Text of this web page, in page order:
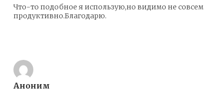
Что-то подобное я использую,но видимо не совсем
продуктивно.Благодарю.
Аноним